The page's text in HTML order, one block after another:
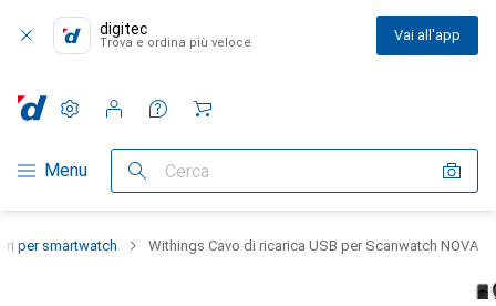
digitec
Trova e ordina più veloce Vai all'app
Categoria Navigazione
Menu Cerca
Impostazioni
Conto cliente
Liste di confronto
Liste dei desideri
Carrello
per smartwatch Withings Cavo di ricarica USB per Scanwatch NOVA